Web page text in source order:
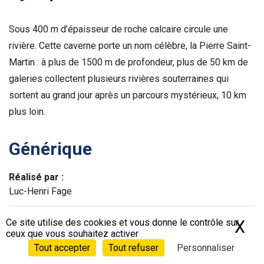
Sous 400 m d’épaisseur de roche calcaire circule une
rivière. Cette caverne porte un nom célèbre, la Pierre Saint-
Martin : à plus de 1500 m de profondeur, plus de 50 km de
galeries collectent plusieurs rivières souterraines qui
sortent au grand jour après un parcours mystérieux, 10 km
plus loin.
Générique
Réalisé par :
Luc-Henri Fage
Écrit par :
Luc-Henri Fage
Ce site utilise des cookies et vous donne le contrôle sur
ceux que vous souhaitez activer
Tout accepter
Tout refuser Personnaliser
X